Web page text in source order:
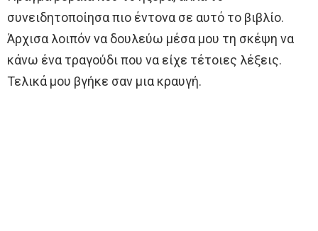
συνειδητοποίησα πιο έντονα σε αυτό το βιβλίο.
Άρχισα λοιπόν να δουλεύω μέσα μου τη σκέψη να
κάνω ένα τραγούδι που να είχε τέτοιες λέξεις.
Τελικά μου βγήκε σαν μια κραυγή.